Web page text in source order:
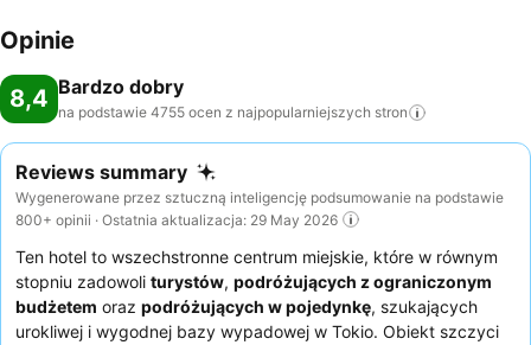
Opinie
8,4 Bardzo dobry
na podstawie 4755 ocen z najpopularniejszych stron
Reviews summary
Wygenerowane przez sztuczną inteligencję podsumowanie na podstawie
800+ opinii · Ostatnia aktualizacja: 29 May 2026
Ten hotel to wszechstronne centrum miejskie, które w równym
stopniu zadowoli turystów, podróżujących z ograniczonym
budżetem oraz podróżujących w pojedynkę, szukających
urokliwej i wygodnej bazy wypadowej w Tokio. Obiekt szczyci